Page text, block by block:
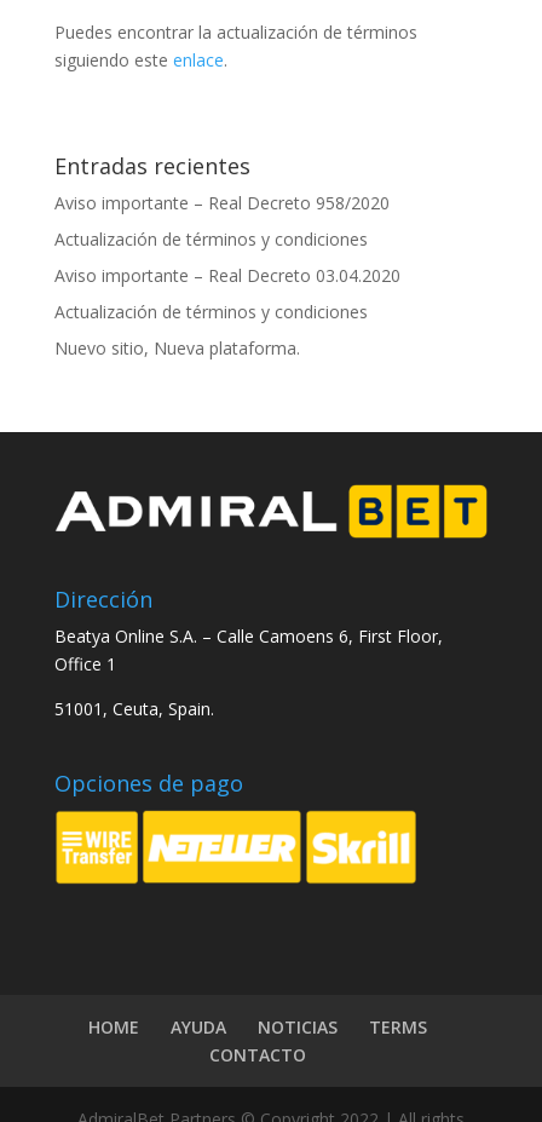
Puedes encontrar la actualización de términos
siguiendo este enlace.
Entradas recientes
Aviso importante – Real Decreto 958/2020
Actualización de términos y condiciones
Aviso importante – Real Decreto 03.04.2020
Actualización de términos y condiciones
Nuevo sitio, Nueva plataforma.
Dirección
Beatya Online S.A. – Calle Camoens 6, First Floor,
Office 1
51001, Ceuta, Spain.
Opciones de pago
HOME AYUDA NOTICIAS
TERMS
CONTACTO